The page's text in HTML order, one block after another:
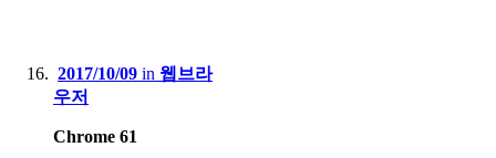
2017/10/09 in 웹브라
우저
Chrome 61